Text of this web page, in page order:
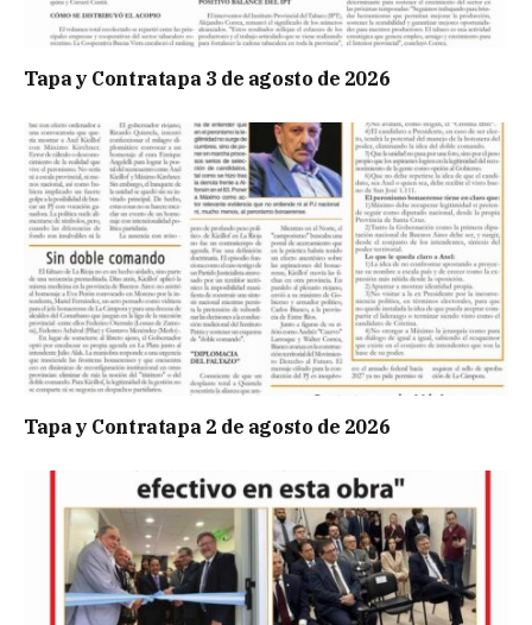
Tapa y Contratapa 3 de agosto de 2026
Tapa y Contratapa 2 de agosto de 2026